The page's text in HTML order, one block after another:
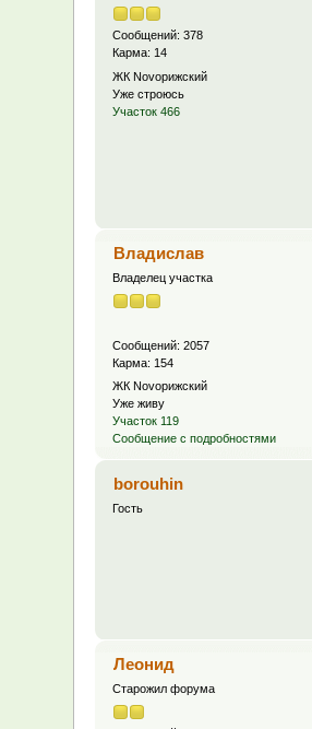
Сообщений: 378
Карма: 14
ЖК Novoрижский
Уже строюсь
Участок 466
Владислав
Владелец участка
Сообщений: 2057
Карма: 154
ЖК Novoрижский
Уже живу
Участок 119
Сообщение с подробностями
borouhin
Гость
Леонид
Старожил форума